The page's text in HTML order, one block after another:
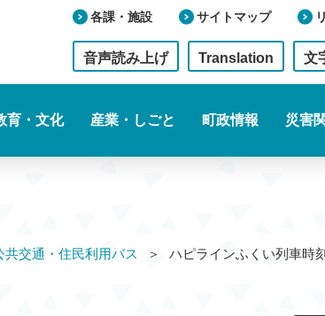
各課・施設 サイトマップ
音声読み上げ Translation 文
育・文化 産業・しごと 町政情報 災害
共交通・住民利用バス ハピラインふくい列車